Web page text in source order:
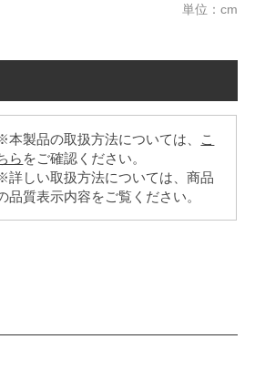
単位：cm
本製品の取扱方法については、 こ
ら をご確認ください。
詳しい取扱方法については、商品
品質表示内容をご覧ください。